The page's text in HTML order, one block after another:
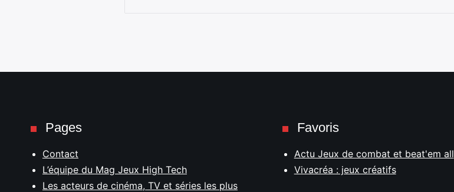
Pages
Contact
L’équipe du Mag Jeux High Tech
Les acteurs de cinéma, TV et séries les plus
Favoris
Actu Jeux de combat et beat'em all
Vivacréa : jeux créatifs